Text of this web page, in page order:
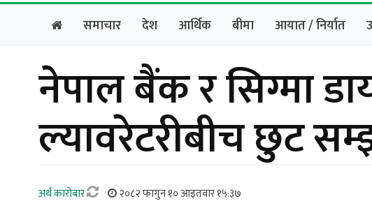
समाचार
देश आर्थिक बीमा आयात / निर्यात
नेपाल बैंक र सिग्मा
ल्यावरेटरीबीच छुट
अर्थ काराेबार २०८२ फागुन १० आइतवार १५:३७